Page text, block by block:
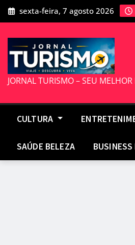
Skip
to
sexta-feira, 7 agosto 2026
JORNAL TURISMO – SEU
CULTURA
SAÚDE BELEZA BUSINESS